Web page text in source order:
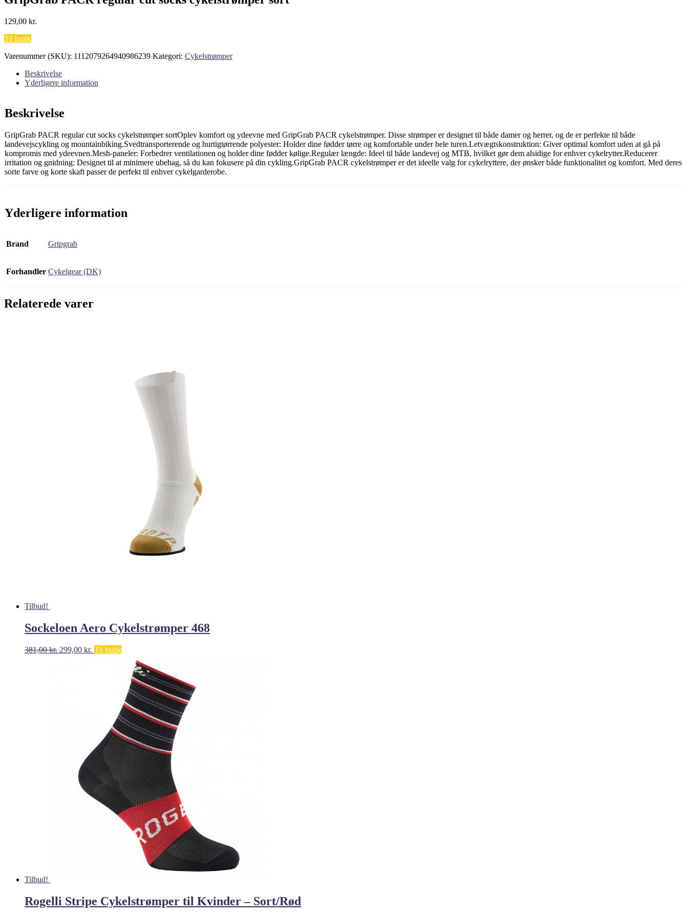
129,00 kr.
Til butik
Varenummer (SKU): 1112079264940986239 Kategori: Cykelstrømper
Beskrivelse
Yderligere information
Beskrivelse
GripGrab PACR regular cut socks cykelstrømper sortOplev komfort og ydeevne med GripGrab PACR cykelstrømper. Disse strømper er designet til både damer og herrer, og de er perfekte til både
landevejscykling og mountainbiking.Svedtransporterende og hurtigtørrende polyester: Holder dine fødder tørre og komfortable under hele turen.Letvægtskonstruktion: Giver optimal komfort uden at gå på
kompromis med ydeevnen.Mesh-paneler: Forbedrer ventilationen og holder dine fødder kølige.Regulær længde: Ideel til både landevej og MTB, hvilket gør dem alsidige for enhver cykelrytter.Reducerer
irritation og gnidning: Designet til at minimere ubehag, så du kan fokusere på din cykling.GripGrab PACR cykelstrømper er det ideelle valg for cykelryttere, der ønsker både funktionalitet og komfort. Med deres
sorte farve og korte skaft passer de perfekt til enhver cykelgarderobe.
Yderligere information
Brand Gripgrab
Forhandler Cykelgear (DK)
Relaterede varer
Tilbud!
Sockeloen Aero Cykelstrømper 468
381,00kr. Den
299,00 kr. Den
Til butik
Tilbud!
Rogelli Stripe Cykelstrømper til Kvinder – Sort/Rød